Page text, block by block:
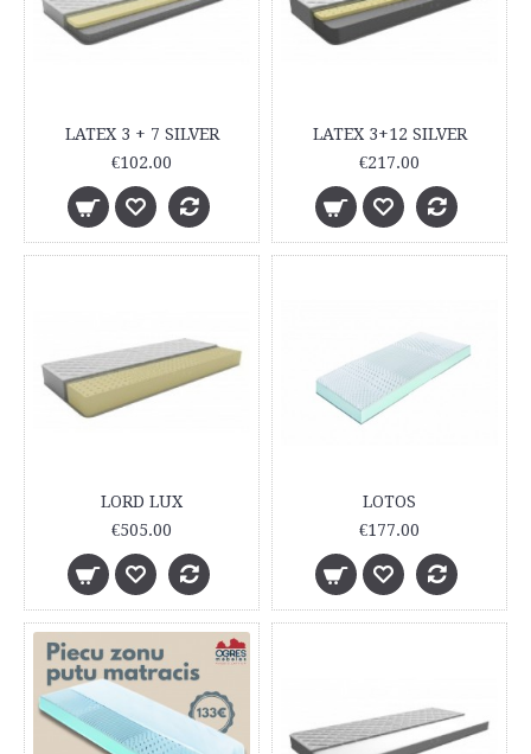
LATEX 3 + 7 SILVER
€102.00
LATEX 3+12 SILVER
€217.00
LORD LUX
€505.00
LOTOS
€177.00